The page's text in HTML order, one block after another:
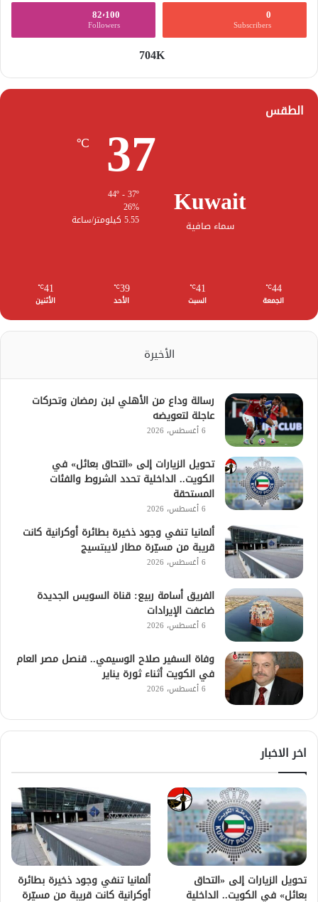
0
Subscribers
82٬100
Followers
704K
الطقس
Kuwait
سماء صافية
37
℃
26%
5.55 كيلومتر/ساعة
44
℃
الجمعة
41
℃
السبت
39
℃
الأحد
41
℃
الأثنين
الأخيرة
رسالة وداع من الأهلي لبن رمضان وتحركات
عاجلة لتعويضه
6 أغسطس، 2026
تحويل الزيارات إلى «التحاق بعائل» في
الكويت.. الداخلية تحدد الشروط والفئات
المستحقة
6 أغسطس، 2026
ألمانيا تنفي وجود ذخيرة بطائرة أوكرانية كانت
قريبة من مسيّرة مطار لايبتسيج
6 أغسطس، 2026
الفريق أسامة ربيع: قناة السويس الجديدة
ضاعفت الإيرادات
6 أغسطس، 2026
وفاة السفير صلاح الوسيمي.. قنصل مصر العام
في الكويت أثناء ثورة يناير
6 أغسطس، 2026
اخر الاخبار
تحويل الزيارات إلى «التحاق
بعائل» في الكويت.. الداخلية
ألمانيا تنفي وجود ذخيرة بطائرة
أوكرانية كانت قريبة من مسيّرة